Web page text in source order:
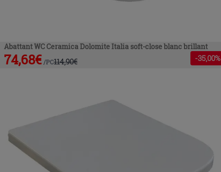
Abattant WC Ceramica Dolomite Italia soft-close blanc brillant
74,68€ /PC114,90€ -35,00%